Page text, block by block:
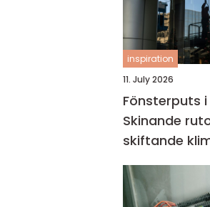
inspiration
11. July 2026
Fönsterputs i
Skinande
skiftande